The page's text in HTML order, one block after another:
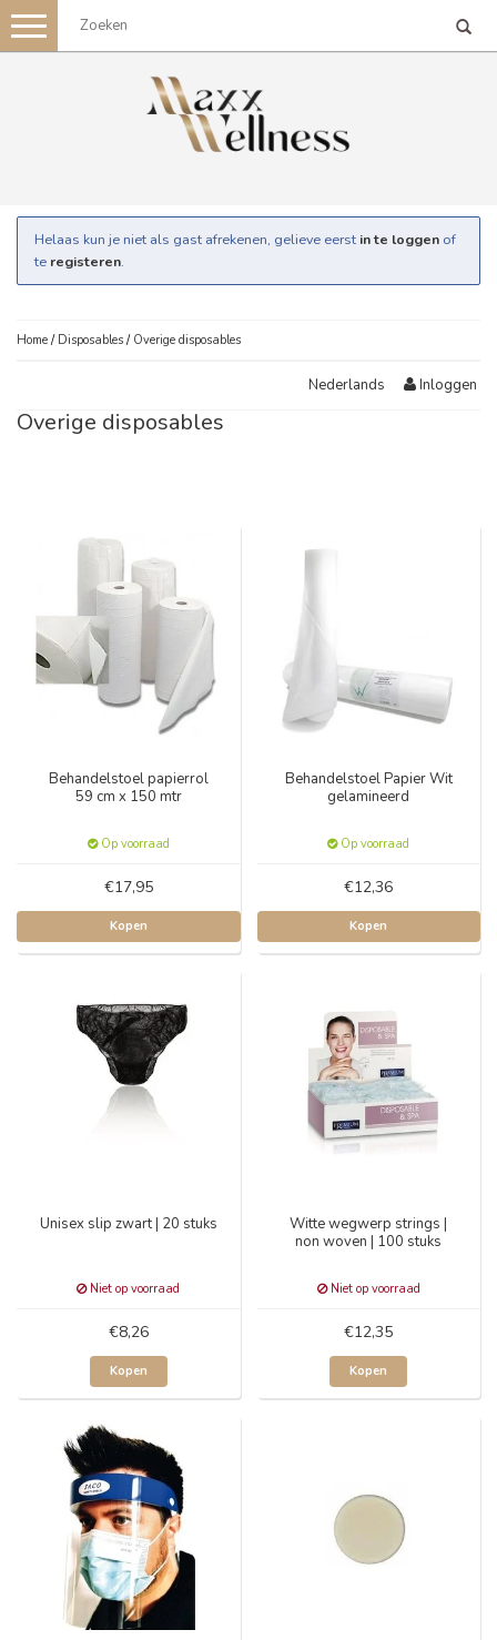
Toggle
navigation
Helaas kun je niet als gast afrekenen, gelieve eerst in te loggen of
te registeren.
Home / Disposables / Overige disposables
Nederlands Inloggen
Overige disposables
Behandelstoel papierrol
59 cm x 150 mtr
Op voorraad
€17,95
Kopen
Behandelstoel Papier Wit
gelamineerd
Op voorraad
€12,36
Kopen
Unisex slip zwart | 20 stuks
Niet op voorraad
€8,26
Kopen
Witte wegwerp strings |
non woven | 100 stuks
Niet op voorraad
€12,35
Kopen